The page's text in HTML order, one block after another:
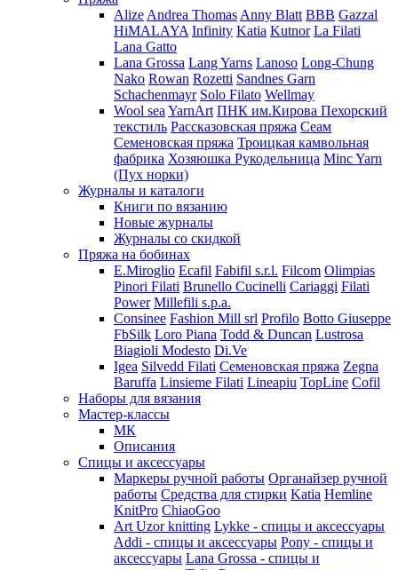
Alize Andrea Thomas Anny Blatt BBB Gazzal
HiMALAYA Infinity Katia Kutnor La Filati
Lana Gatto
Lana Grossa Lang Yarns Lanoso Long-Chung
Nako Rowan Rozetti Sandnes Garn
Schachenmayr Solo Filato Wellmay
Wool sea YarnArt ПНК им.Кирова Пехорский
текстиль Рассказовская пряжа Сеам
Семеновская пряжа Троицкая камвольная
фабрика Хозяюшка Рукодельница Minc Yarn
(Пух норки)
Журналы и каталоги
Книги по вязанию
Новые журналы
Журналы со скидкой
Пряжа на бобинах
E.Miroglio Ecafil Fabifil s.r.l. Filcom Olimpias
Pinori Filati Brunello Cucinelli Cariaggi Filati
Power Millefili s.p.a.
Consinee Fashion Mill srl Profilo Botto Giuseppe
FbSilk Loro Piana Todd & Duncan Lustrosa
Biagioli Modesto Di.Ve
Igea Silvedd Filati Семеновская пряжа Zegna
Baruffa Linsieme Filati Lineapiu TopLine Cofil
Наборы для вязания
Мастер-классы
МК
Описания
Спицы и аксессуары
Маркеры ручной работы Органайзер ручной
работы Средства для стирки Katia Hemline
KnitPro ChiaoGoo
Art Uzor knitting Lykke - спицы и аксессуары
Addi - спицы и аксессуары Pony - спицы и
аксессуары Lana Grossa - спицы и